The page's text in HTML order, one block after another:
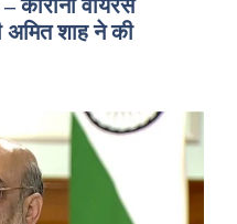
वायरस
शाह ने की